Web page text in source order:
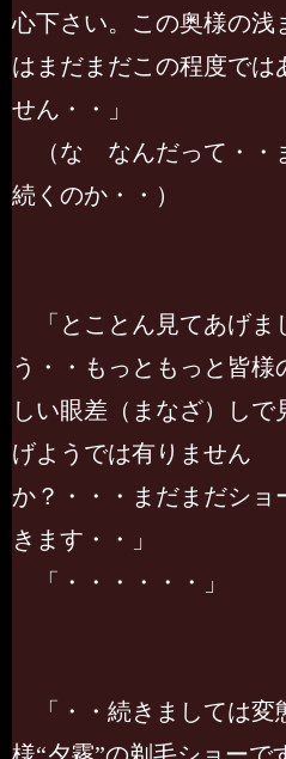
心下さい。この奥様の浅
はまだまだこの程度では
せん・・」
（な なんだって・・
続くのか・・）
「とことん見てあげま
う・・もっともっと皆様
しい眼差（まなざ）しで
げようでは有りません
か？・・・まだまだショ
きます・・」
「・・・・・・」
「・・続きましては変